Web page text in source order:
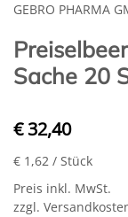
GEBRO PHARMA
Sache 20
€ 32,40
€ 1,62 / Stück
Preis inkl. MwSt.
zzgl.